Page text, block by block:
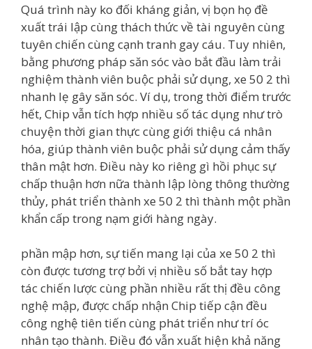
Quá trình này ko đối kháng giản, vị bọn họ đề
xuất trái lập cùng thách thức về tài nguyên cùng
tuyên chiến cùng cạnh tranh gay cáu. Tuy nhiên,
bằng phương pháp săn sóc vào bắt đầu làm trải
nghiệm thành viên buộc phải sử dụng, xe 50 2 thì
nhanh lẹ gây săn sóc. Ví dụ, trong thời điểm trước
hết, Chip vẫn tích hợp nhiều số tác dụng như trò
chuyện thời gian thực cùng giới thiệu cá nhân
hóa, giúp thành viên buộc phải sử dụng cảm thấy
thân mật hơn. Điều này ko riêng gì hồi phục sự
chấp thuận hơn nữa thành lập lòng thông thường
thủy, phát triển thành xe 50 2 thì thành một phần
khẩn cấp trong nạm giới hàng ngày.
phần mập hơn, sự tiến mang lại của xe 50 2 thì
còn được tương trợ bởi vị nhiều số bắt tay hợp
tác chiến lược cùng phần nhiều rất thị đều công
nghệ mập, được chấp nhận Chip tiếp cận đều
công nghệ tiên tiến cùng phát triển như trí óc
nhân tạo thành. Điều đó vẫn xuất hiện khả năng